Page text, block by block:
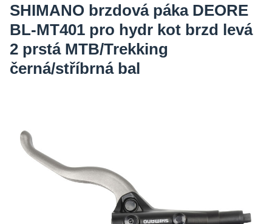
SHIMANO brzdová páka DEORE
BL-MT401 pro hydr kot brzd levá
2 prstá MTB/Trekking
černá/stříbrná bal